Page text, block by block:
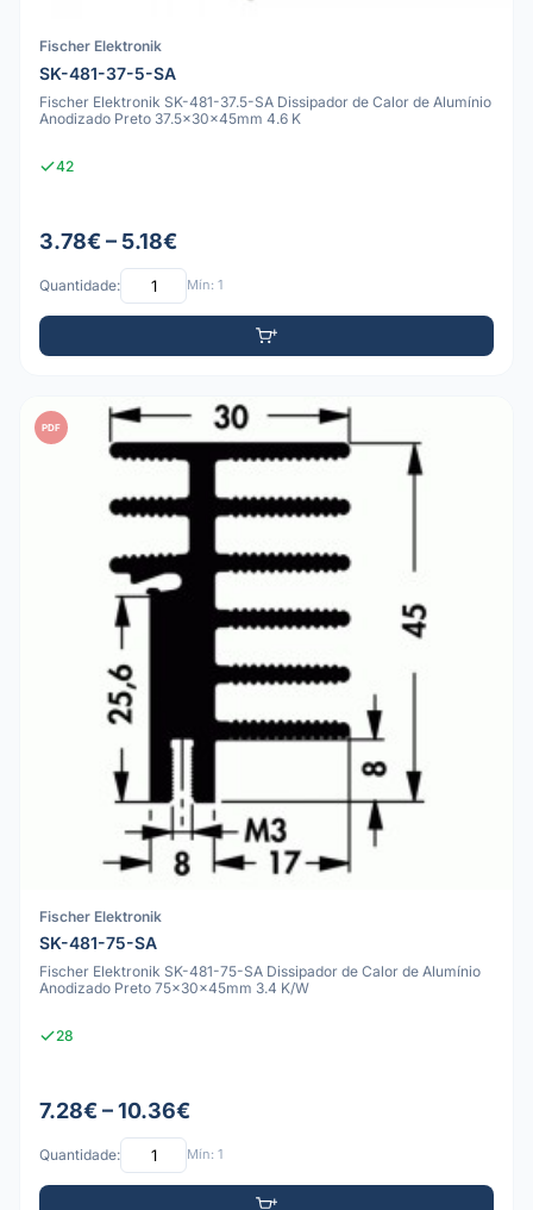
Fischer Elektronik
SK-481-37-5-SA
Fischer Elektronik SK-481-37.5-SA Dissipador de Calor de Alumínio
Anodizado Preto 37.5x30x45mm 4.6 K
42
3.78€ – 5.18€
Quantidade: Mín: 1
PDF
Fischer Elektronik
SK-481-75-SA
Fischer Elektronik SK-481-75-SA Dissipador de Calor de Alumínio
Anodizado Preto 75x30x45mm 3.4 K/W
28
7.28€ – 10.36€
Quantidade: Mín: 1